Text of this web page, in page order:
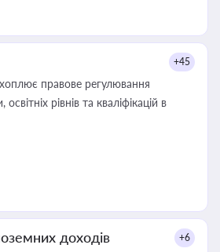
+45
правове регулювання
рівнів та кваліфікацій в
доходів +6